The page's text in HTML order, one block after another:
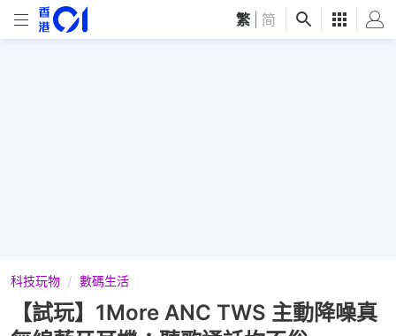
繁 简
科技玩物 數碼生活
【試玩】1More ANC TWS 主動降噪真